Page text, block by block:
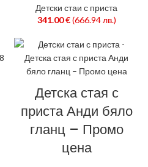
Детски стаи с приста
341.00€ (666.94 лв.)
Детска стая с
приста Анди бяло
гланц – Промо
цена